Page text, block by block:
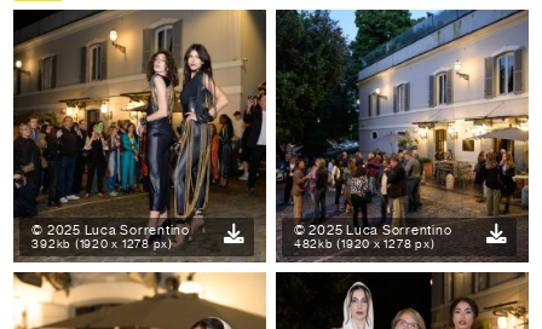
© 2025 Luca Sorrentino
392kb (1920 x 1278 px)
© 2025 Luca Sorrentino
482kb (1920 x 1278 px)